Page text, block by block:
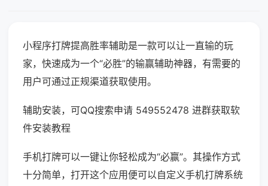
小程序打牌提高胜率辅助是一款可以让一直输的玩
家，快速成为一个“必胜”的输赢辅助神器，有需要的
用户可通过正规渠道获取使用。
辅助安装，可QQ搜索申请 549552478 进群获取软
件安装教程
手机打牌可以一键让你轻松成为“必赢”。其操作方式
十分简单，打开这个应用便可以自定义手机打牌系统